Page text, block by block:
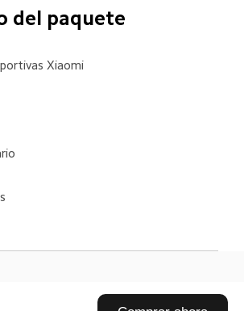
del paquete
Xiaomi